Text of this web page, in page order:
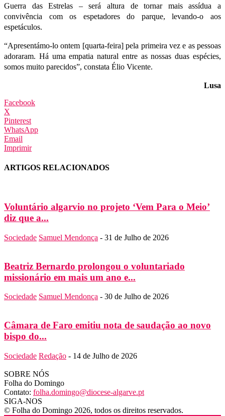
Guerra das Estrelas – será altura de tornar mais assídua a
convivência com os espetadores do parque, levando-o aos
espetáculos.
“Apresentámo-lo ontem [quarta-feira] pela primeira vez e as pessoas
adoraram. Há uma empatia natural entre as nossas duas espécies,
somos muito parecidos”, constata Élio Vicente.
Lusa
Facebook
X
Pinterest
WhatsApp
Email
Imprimir
ARTIGOS RELACIONADOS
Voluntário algarvio no projeto ‘Vem Para o Meio’
diz que a...
Sociedade Samuel Mendonça - 31 de Julho de 2026
Beatriz Bernardo prolongou o voluntariado
missionário em mais um ano e...
Sociedade Samuel Mendonça - 30 de Julho de 2026
Câmara de Faro emitiu nota de saudação ao novo
bispo do...
Sociedade Redação - 14 de Julho de 2026
SOBRE NÓS
Folha do Domingo
Contato: folha.domingo@diocese-algarve.pt
SIGA-NOS
© Folha do Domingo 2026, todos os direitos reservados.